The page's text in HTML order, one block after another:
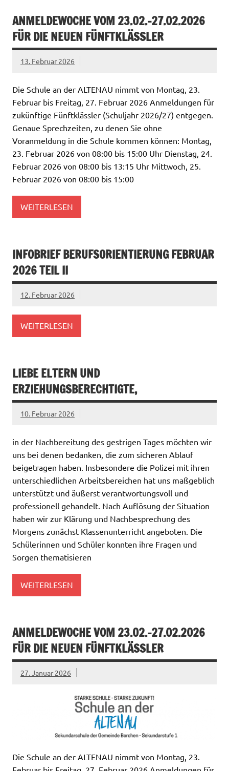
ANMELDEWOCHE VOM 23.02.-27.02.2026
FÜR DIE NEUEN FÜNFTKLÄSSLER
13. Februar 2026
Die Schule an der ALTENAU nimmt von Montag, 23.
Februar bis Freitag, 27. Februar 2026 Anmeldungen für
zukünftige Fünftklässler (Schuljahr 2026/27) entgegen.
Genaue Sprechzeiten, zu denen Sie ohne
Voranmeldung in die Schule kommen können: Montag,
23. Februar 2026 von 08:00 bis 15:00 Uhr Dienstag, 24.
Februar 2026 von 08:00 bis 13:15 Uhr Mittwoch, 25.
Februar 2026 von 08:00 bis 15:00
WEITERLESEN
INFOBRIEF BERUFSORIENTIERUNG FEBRUAR
2026 TEIL II
12. Februar 2026
WEITERLESEN
LIEBE ELTERN UND
ERZIEHUNGSBERECHTIGTE,
10. Februar 2026
in der Nachbereitung des gestrigen Tages möchten wir
uns bei denen bedanken, die zum sicheren Ablauf
beigetragen haben. Insbesondere die Polizei mit ihren
unterschiedlichen Arbeitsbereichen hat uns maßgeblich
unterstützt und äußerst verantwortungsvoll und
professionell gehandelt. Nach Auflösung der Situation
haben wir zur Klärung und Nachbesprechung des
Morgens zunächst Klassenunterricht angeboten. Die
Schülerinnen und Schüler konnten ihre Fragen und
Sorgen thematisieren
WEITERLESEN
ANMELDEWOCHE VOM 23.02.-27.02.2026
FÜR DIE NEUEN FÜNFTKLÄSSLER
27. Januar 2026
Die Schule an der ALTENAU nimmt von Montag, 23.